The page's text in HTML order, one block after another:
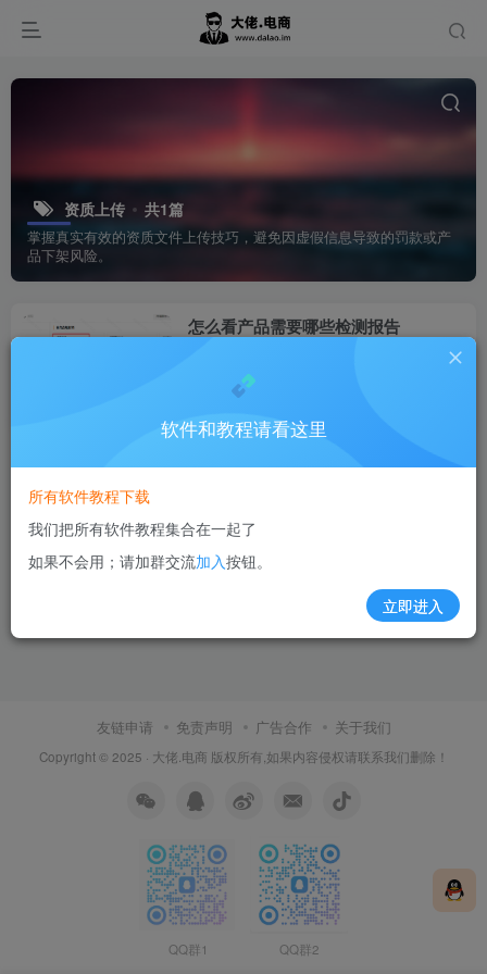
资质上传 共1篇
掌握真实有效的资质文件上传技巧，避免因虚假信息导致的罚款或产
品下架风险。
怎么看产品需要哪些检测报告
友链申请 免责声明 广告合作 关于我们
Copyright © 2025 · 大佬.电商 版权所有,如果内容侵权请联系我们删除！
QQ群1 QQ群2
软件和教程请看这里
所有软件教程下载
我们把所有软件教程集合在一起了
如果不会用；请加群交流加入按钮。
立即进入